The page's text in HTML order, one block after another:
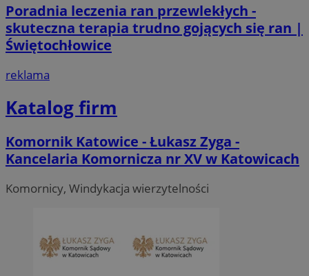
Poradnia leczenia ran przewlekłych -
skuteczna terapia trudno gojących się ran |
Świętochłowice
reklama
Katalog firm
Komornik Katowice - Łukasz Zyga -
Kancelaria Komornicza nr XV w Katowicach
Komornicy, Windykacja wierzytelności